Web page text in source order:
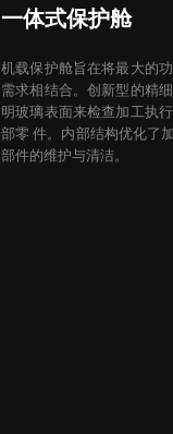
一体式保护舱
机载保护舱旨在将最大的
需求相结合。创新型的精
明玻璃表面来检查加工执
部零 件。 内部结构优化了
部件的维护与清洁。